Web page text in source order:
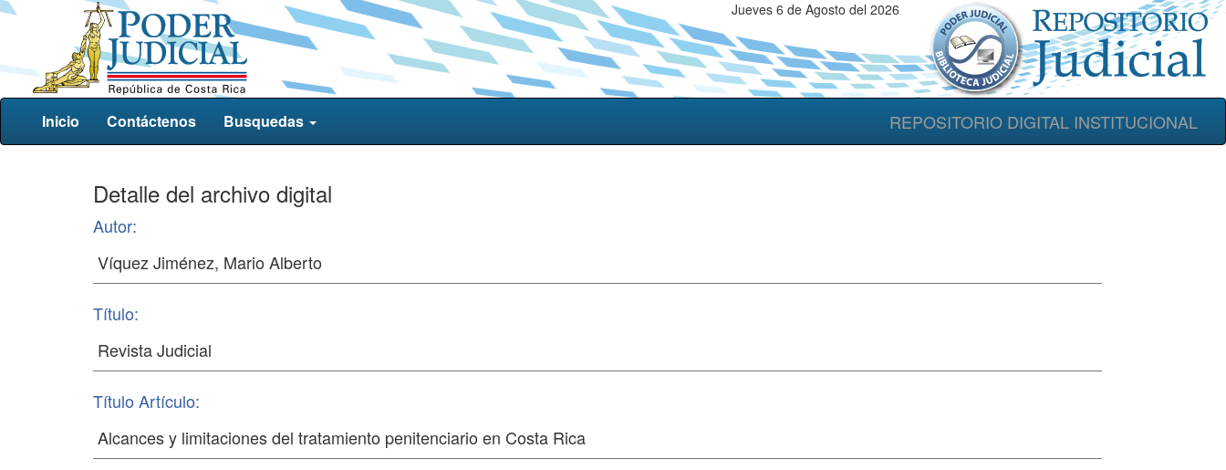
Jueves 6 de Agosto del 2026
REPOSITORIO DIGITAL INSTITUCIONAL
Inicio Contáctenos Busquedas
Detalle del archivo digital
Autor:
Título:
Título Artículo: